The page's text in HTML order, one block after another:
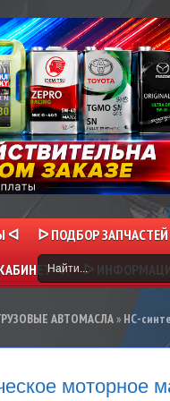
ᐊ
ᐅ ПОДБОР
ᐊ ᐅ
АВТОМАСЛА» НС-
моторное